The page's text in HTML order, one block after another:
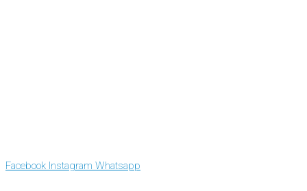
Facebook Instagram Whatsapp